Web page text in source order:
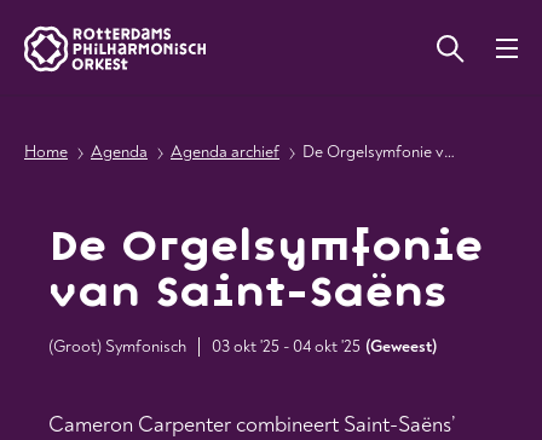
Home Agenda Agenda archief De Orgelsymfonie van Saint-Saëns
De Orgelsymfonie
van Saint-Saëns
(Groot) Symfonisch 03 okt '25 - 04 okt '25 (Geweest)
Cameron Carpenter combineert Saint-Saëns’